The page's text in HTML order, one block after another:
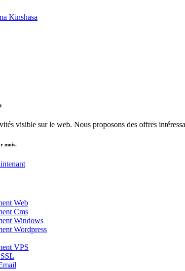
Kinshasa
visible sur le web. Nous proposons des offres
mois.
Web
Cms
Windows
Wordpress
VPS